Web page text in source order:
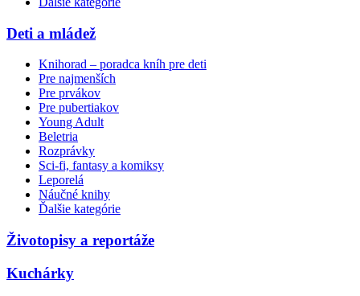
Deti a mládež
Knihorad – poradca kníh pre deti
Pre najmenších
Pre prvákov
Pre pubertiakov
Young Adult
Beletria
Rozprávky
Sci-fi, fantasy a komiksy
Leporelá
Náučné knihy
Ďalšie kategórie
Životopisy a reportáže
Kuchárky